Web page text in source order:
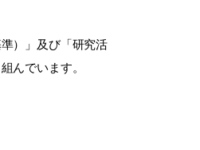
）」及び「研究活
んでいます。